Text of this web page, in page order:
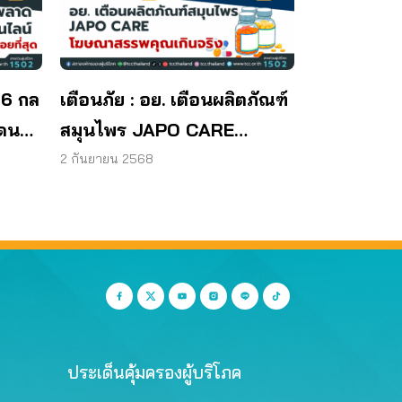
กล
น
เตือนภัย : อย. เตือนผลิตภัณฑ์
สมุนไพร JAPO CARE
โฆษณาสรรพคุณเกินจริง
2 กันยายน 2568
ประเด็นคุ้มครองผู้บริโภค